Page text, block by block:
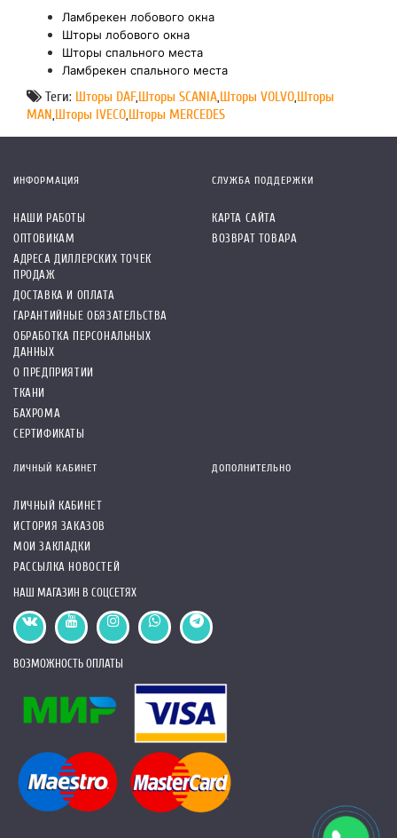
Ламбрекен лобового окна
Шторы лобового окна
Шторы спального места
Ламбрекен спального места
Теги: Шторы DAF,Шторы SCANIA,Шторы VOLVO,Шторы
MAN,Шторы IVECO,Шторы MERCEDES
ИНФОРМАЦИЯ
НАШИ РАБОТЫ
ОПТОВИКАМ
АДРЕСА ДИЛЛЕРСКИХ ТОЧЕК
ПРОДАЖ
ДОСТАВКА И ОПЛАТА
ГАРАНТИЙНЫЕ ОБЯЗАТЕЛЬСТВА
ОБРАБОТКА ПЕРСОНАЛЬНЫХ
ДАННЫХ
О ПРЕДПРИЯТИИ
ТКАНИ
БАХРОМА
СЕРТИФИКАТЫ
СЛУЖБА ПОДДЕРЖКИ
КАРТА САЙТА
ВОЗВРАТ ТОВАРА
ЛИЧНЫЙ КАБИНЕТ
ЛИЧНЫЙ КАБИНЕТ
ИСТОРИЯ ЗАКАЗОВ
МОИ ЗАКЛАДКИ
РАССЫЛКА НОВОСТЕЙ
ДОПОЛНИТЕЛЬНО
НАШ МАГАЗИН В СОЦСЕТЯХ
ВОЗМОЖНОСТЬ ОПЛАТЫ